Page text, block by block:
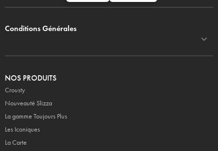
Conditions Générales
NOS PRODUITS
Crousty
Nouveauté Slizza
La gamme Toujours Plus
Les Iconiques
La Carte